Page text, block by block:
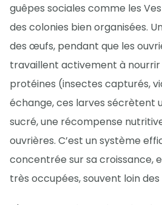
guêpes sociales comme les
des colonies bien organisées.
des œufs, pendant que les
travaillent activement à nourrir
protéines (insectes capturés,
échange, ces larves sécrètent
sucré, une récompense
ouvrières. C’est un système
concentrée sur sa croissance,
très occupées, souvent loin des